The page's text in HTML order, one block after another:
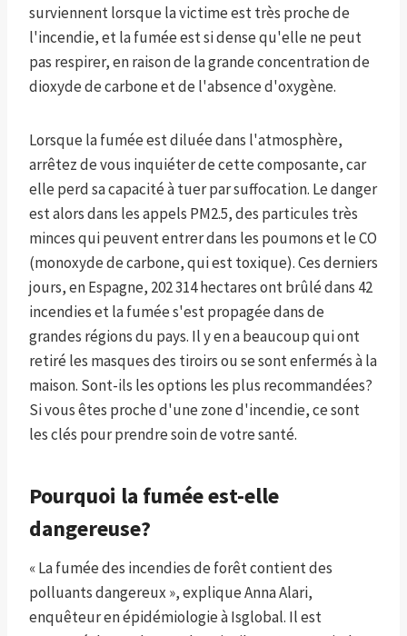
surviennent lorsque la victime est très proche de
l'incendie, et la fumée est si dense qu'elle ne peut
pas respirer, en raison de la grande concentration de
dioxyde de carbone et de l'absence d'oxygène.
Lorsque la fumée est diluée dans l'atmosphère,
arrêtez de vous inquiéter de cette composante, car
elle perd sa capacité à tuer par suffocation. Le danger
est alors dans les appels PM2.5, des particules très
minces qui peuvent entrer dans les poumons et le CO
(monoxyde de carbone, qui est toxique). Ces derniers
jours, en Espagne, 202 314 hectares ont brûlé dans 42
incendies et la fumée s'est propagée dans de
grandes régions du pays. Il y en a beaucoup qui ont
retiré les masques des tiroirs ou se sont enfermés à la
maison. Sont-ils les options les plus recommandées?
Si vous êtes proche d'une zone d'incendie, ce sont
les clés pour prendre soin de votre santé.
Pourquoi la fumée est-elle
dangereuse?
« La fumée des incendies de forêt contient des
polluants dangereux », explique Anna Alari,
enquêteur en épidémiologie à Isglobal. Il est